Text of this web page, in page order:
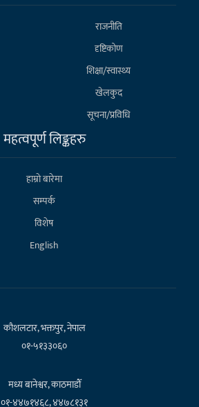
राजनीति
दृष्टिकोण
शिक्षा/स्वास्थ्य
खेलकुद
सूचना/प्रविधि
महत्वपूर्ण लिङ्कहरु
हाम्राे बारेमा
सम्पर्क
विशेष
English
कौशलटार, भक्तपुर, नेपाल
०१-५१३३०६०
मध्य बानेश्वर, काठमाडौँ
०१-४४७१४६८, ४४७८१३१